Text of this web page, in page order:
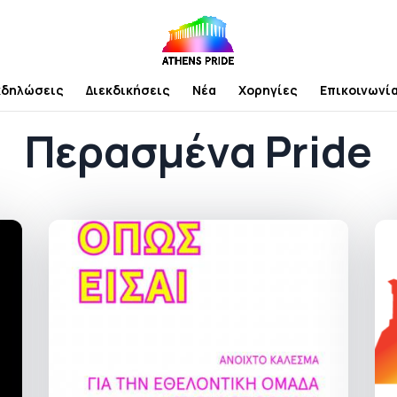
Διεκδικήσεις Νέα Χορηγίες Επικοινωνία
Περασμένα Pride